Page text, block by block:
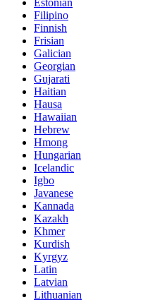
Estonian
Filipino
Finnish
Frisian
Galician
Georgian
Gujarati
Haitian
Hausa
Hawaiian
Hebrew
Hmong
Hungarian
Icelandic
Igbo
Javanese
Kannada
Kazakh
Khmer
Kurdish
Kyrgyz
Latin
Latvian
Lithuanian